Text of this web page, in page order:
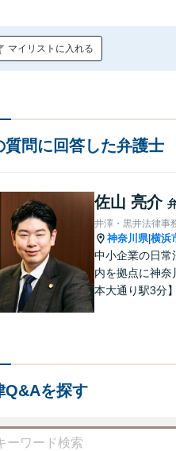
マイリストに入れる
質問に回答した弁護士
佐山 亮介
井澤・黒井法律事
神奈川県|横浜
中小企業の日常
内を拠点に神奈
本大通り駅3分】
Q&Aを探す